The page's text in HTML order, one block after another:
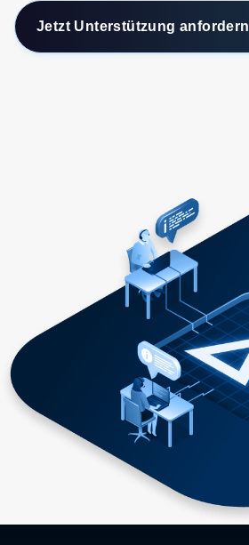
Jetzt Unterstützung anfordern